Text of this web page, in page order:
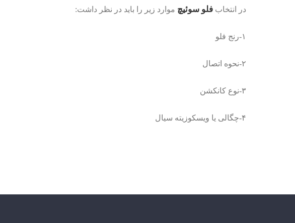
در انتخاب فلو سوئیچ موارد زیر را باید در نظر داشت:
۱-رنج فلو
۲-نحوه اتصال
۳-نوع کانکشن
۴-چگالی یا ویسکوزیته سیال